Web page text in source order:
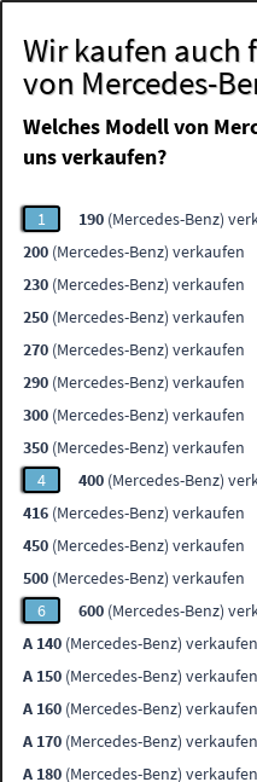
Wir kaufen auch
von Mercedes-
Welches Modell von
uns verkaufen?
1 190 (Mercedes-Benz)
200 (Mercedes-Benz) verkaufen
230 (Mercedes-Benz) verkaufen
250 (Mercedes-Benz) verkaufen
270 (Mercedes-Benz) verkaufen
290 (Mercedes-Benz) verkaufen
300 (Mercedes-Benz) verkaufen
350 (Mercedes-Benz) verkaufen
4
400 (Mercedes-Benz)
416 (Mercedes-Benz) verkaufen
450 (Mercedes-Benz) verkaufen
500 (Mercedes-Benz) verkaufen
6
600 (Mercedes-Benz)
A 140 (Mercedes-Benz) verkaufen
A 150 (Mercedes-Benz) verkaufen
A 160 (Mercedes-Benz) verkaufen
A 170 (Mercedes-Benz) verkaufen
A 180 (Mercedes-Benz) verkaufen